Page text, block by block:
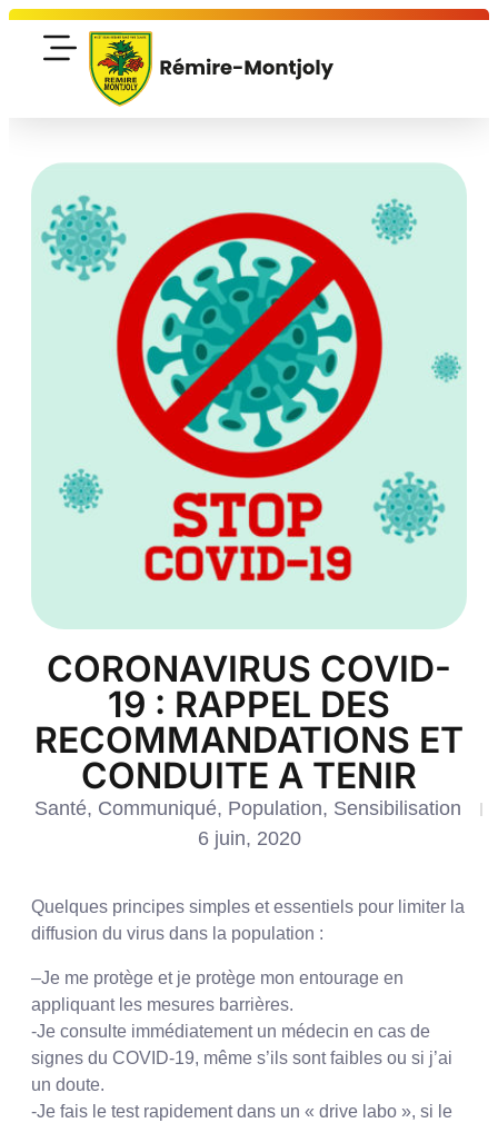
CORONAVIRUS COVID-
19 : RAPPEL DES
RECOMMANDATIONS ET
CONDUITE A TENIR
Santé, Communiqué, Population, Sensibilisation
6 juin, 2020
Quelques principes simples et essentiels pour limiter la
diffusion du virus dans la population :
–Je me protège et je protège mon entourage en
appliquant les mesures barrières.
-Je consulte immédiatement un médecin en cas de
signes du COVID-19, même s’ils sont faibles ou si j’ai
un doute.
-Je fais le test rapidement dans un « drive labo », si le